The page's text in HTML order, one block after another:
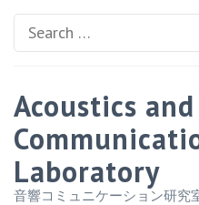
Search
for:
Acoustics and
Laboratory
音響コミュニケーション研究